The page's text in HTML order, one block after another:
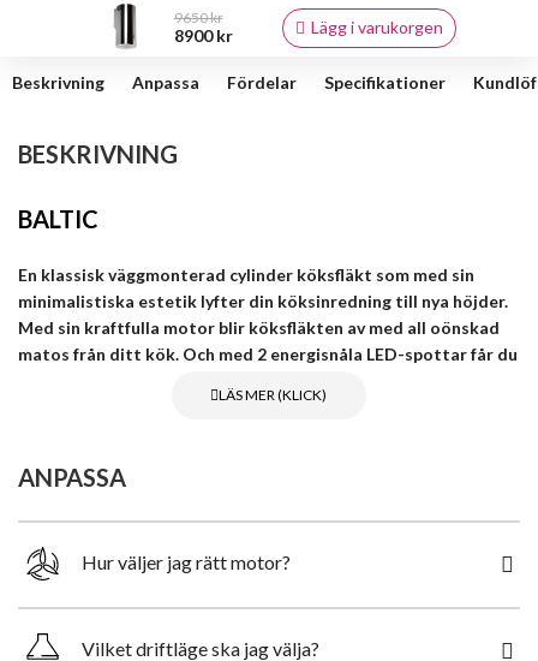
9650 kr
8900 kr Lägg i varukorgen
Beskrivning Anpassa Fördelar Specifikationer
BESKRIVNING
BALTIC
En klassisk väggmonterad cylinder köksfläkt som med sin
minimalistiska estetik lyfter din köksinredning till nya höjder.
Med sin kraftfulla motor blir köksfläkten av med all oönskad
matos från ditt kök. Och med 2 energisnåla LED-spottar får du
pålitliga tekniken.
Energisnål och behaglig LED-belysning med en temperatur på
3000K erbjuder en snygg belysning som fungerar både som
rumsdekoration och praktiskt komplement till övriga
köksbelysningen.
Styrning av köksfläkten sker via soft touch knappar som har
ANPASSA
Hur väljer jag rätt motor?
Vilket driftläge ska jag välja?